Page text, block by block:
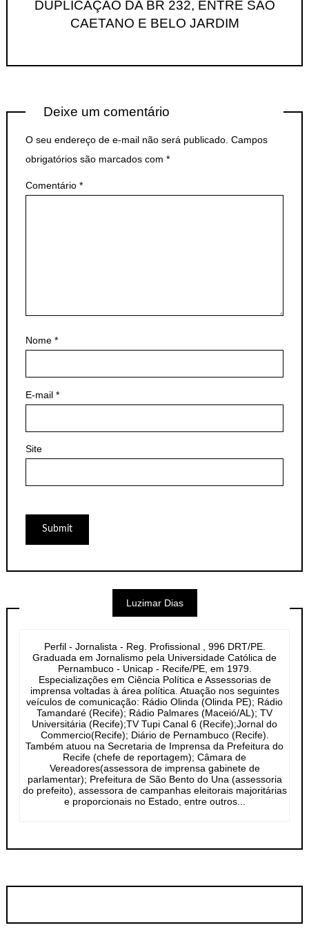
DUPLICAÇÃO DA BR 232, ENTRE SÃO
CAETANO E BELO JARDIM
Deixe um comentário
O seu endereço de e-mail não será publicado. Campos
obrigatórios são marcados com *
Comentário *
Nome *
E-mail *
Site
Luzimar Dias
Perfil - Jornalista - Reg. Profissional , 996 DRT/PE.
Graduada em Jornalismo pela Universidade Católica de
Pernambuco - Unicap - Recife/PE, em 1979.
Especializações em Ciência Política e Assessorias de
imprensa voltadas à área política. Atuação nos seguintes
veículos de comunicação: Rádio Olinda (Olinda PE); Rádio
Tamandaré (Recife); Rádio Palmares (Maceió/AL); TV
Universitária (Recife);TV Tupi Canal 6 (Recife);Jornal do
Commercio(Recife); Diário de Pernambuco (Recife).
Também atuou na Secretaria de Imprensa da Prefeitura do
Recife (chefe de reportagem); Câmara de
Vereadores(assessora de imprensa gabinete de
parlamentar); Prefeitura de São Bento do Una (assessoria
do prefeito), assessora de campanhas eleitorais majoritárias
e proporcionais no Estado, entre outros...